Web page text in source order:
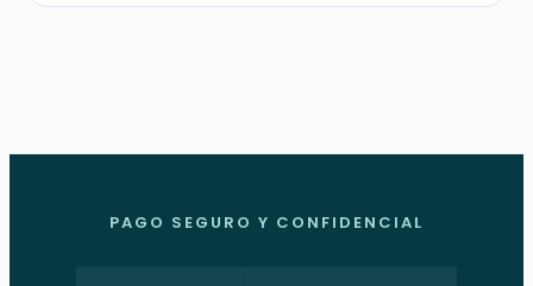
PAGO SEGURO Y CONFIDENCIAL